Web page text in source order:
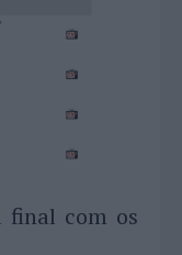
final com os